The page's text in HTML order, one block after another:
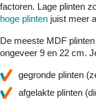
factoren. Lage plinten
hoge plinten juist meer
De meeste MDF
ongeveer 9 en 22 cm.
gegronde plinten
afgelakte plinten